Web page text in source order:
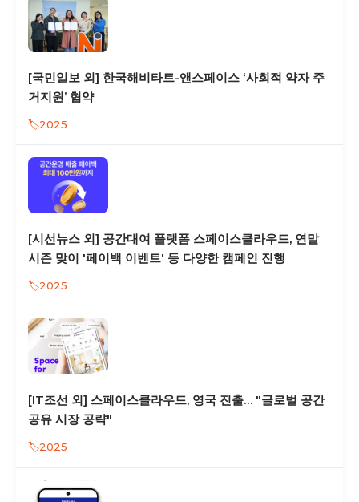
[국민일보 외] 한국해비타트-앤스페이스 ‘사회적 약자 주
거지원’ 협약
2025
[시선뉴스 외] 공간대여 플랫폼 스페이스클라우드, 연말
시즌 맞이 '페이백 이벤트' 등 다양한 캠페인 진행
2025
[IT조선 외] 스페이스클라우드, 영국 진출… "글로벌 공간
공유 시장 공략"
2025